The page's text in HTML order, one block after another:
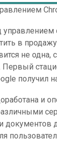
в
не одна,
Первый
получил
и
документов